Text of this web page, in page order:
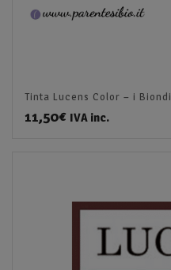
Tinta Lucens Color – i Biondi
11,50€ IVA inc.